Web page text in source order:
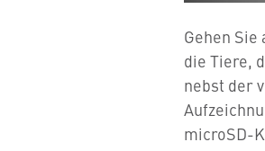
Gehen
die Tiere,
nebst der
microSD-